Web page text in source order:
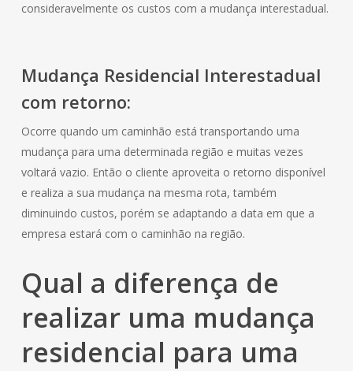
consideravelmente os custos com a mudança interestadual.
Mudança Residencial Interestadual
com retorno:
Ocorre quando um caminhão está transportando uma
mudança para uma determinada região e muitas vezes
voltará vazio. Então o cliente aproveita o retorno disponível
e realiza a sua mudança na mesma rota, também
diminuindo custos, porém se adaptando a data em que a
empresa estará com o caminhão na região.
Qual a diferença de
realizar uma mudança
residencial para uma